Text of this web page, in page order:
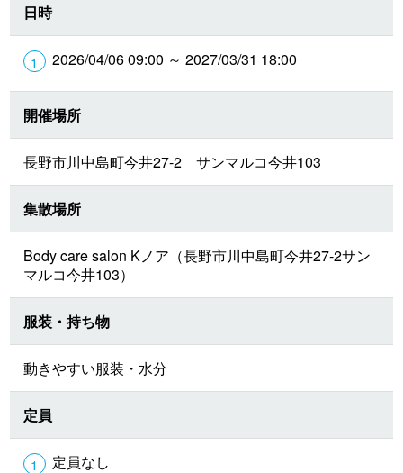
日時
2026/04/06 09:00 ～ 2027/03/31 18:00
開催場所
長野市川中島町今井27-2 サンマルコ今井103
集散場所
Body care salon Kノア（長野市川中島町今井27-2サン
マルコ今井103）
服装・持ち物
動きやすい服装・水分
定員
定員なし